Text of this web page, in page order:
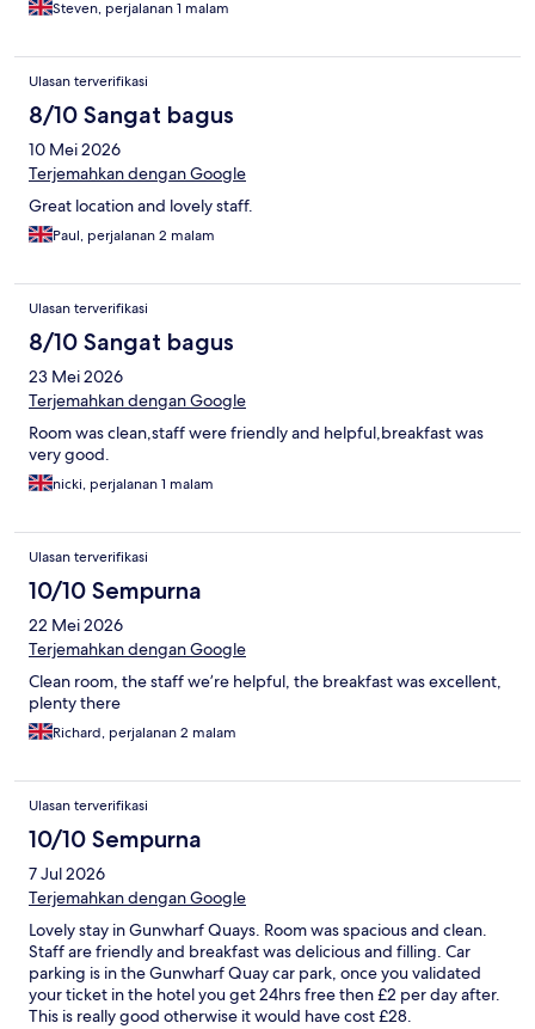
Steven, perjalanan 1 malam
Ulasan terverifikasi
8/10 Sangat bagus
10 Mei 2026
Terjemahkan dengan Google
Great location and lovely staff.
Paul, perjalanan 2 malam
Ulasan terverifikasi
8/10 Sangat bagus
23 Mei 2026
Terjemahkan dengan Google
Room was clean,staff were friendly and helpful,breakfast was
very good.
nicki, perjalanan 1 malam
Ulasan terverifikasi
10/10 Sempurna
22 Mei 2026
Terjemahkan dengan Google
Clean room, the staff we’re helpful, the breakfast was excellent,
plenty there
Richard, perjalanan 2 malam
Ulasan terverifikasi
10/10 Sempurna
7 Jul 2026
Terjemahkan dengan Google
Lovely stay in Gunwharf Quays. Room was spacious and clean.
Staff are friendly and breakfast was delicious and filling. Car
parking is in the Gunwharf Quay car park, once you validated
your ticket in the hotel you get 24hrs free then £2 per day after.
This is really good otherwise it would have cost £28.